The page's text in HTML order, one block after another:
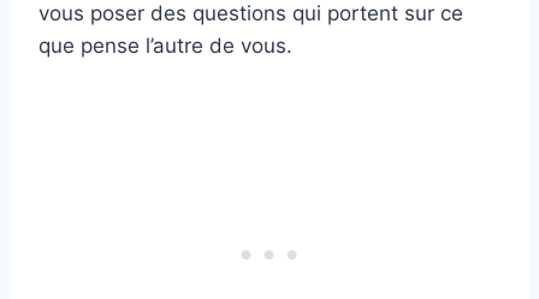
vous poser des questions qui portent sur ce
que pense l’autre de vous.